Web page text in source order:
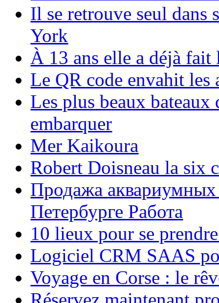
Il se retrouve seul dans
York
À 13 ans elle a déjà
Le QR code envahit les
Les plus beaux bateaux
embarquer
Mer Kaikoura
Robert Doisneau la six
Продажа аквариумных
Петербурге Работа
10 lieux pour se
Logiciel CRM SAAS
Voyage en Corse : le